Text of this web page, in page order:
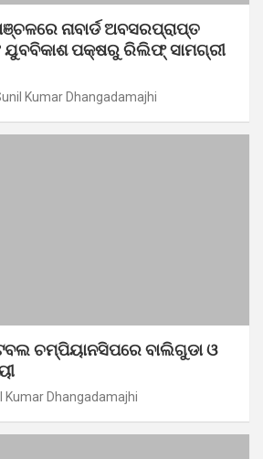
ନାବାର୍ଡ ଅବସରପ୍ରାପ୍ତ
ଯୁବବିକାଶ ପକ୍ଷରୁ ରିଲିଫ୍ ସାମଗ୍ରୀ
Kumar Dhangadamajhi
ଚମ୍ପିୟାନସିପରେ ବାଲିଗୁଡା ଓ
Kumar Dhangadamajhi